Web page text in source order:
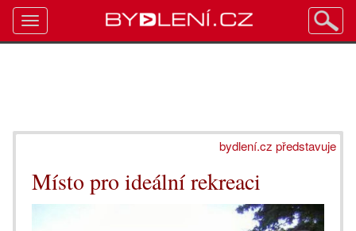
bydlení.cz představuje
Místo pro ideální rekreaci
Toggle
navigation